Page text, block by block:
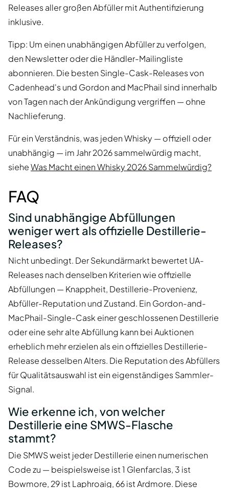
Releases aller großen Abfüller mit Authentifizierung
inklusive.
Tipp: Um einen unabhängigen Abfüller zu verfolgen,
den Newsletter oder die Händler-Mailingliste
abonnieren. Die besten Single-Cask-Releases von
Cadenhead's und Gordon and MacPhail sind innerhalb
von Tagen nach der Ankündigung vergriffen — ohne
Nachlieferung.
Für ein Verständnis, was jeden Whisky — offiziell oder
unabhängig — im Jahr 2026 sammelwürdig macht,
sieheWas Macht einen Whisky 2026 Sammelwürdig?
FAQ
Sind unabhängige Abfüllungen
weniger wert als offizielle Destillerie-
Releases?
Nicht unbedingt. Der Sekundärmarkt bewertet UA-
Releases nach denselben Kriterien wie offizielle
Abfüllungen — Knappheit, Destillerie-Provenienz,
Abfüller-Reputation und Zustand. Ein Gordon-and-
MacPhail-Single-Cask einer geschlossenen Destillerie
oder eine sehr alte Abfüllung kann bei Auktionen
erheblich mehr erzielen als ein offizielles Destillerie-
Release desselben Alters. Die Reputation des Abfüllers
für Qualitätsauswahl ist ein eigenständiges Sammler-
Signal.
Wie erkenne ich, von welcher
Destillerie eine SMWS-Flasche
stammt?
Die SMWS weist jeder Destillerie einen numerischen
Code zu — beispielsweise ist 1 Glenfarclas, 3 ist
Bowmore, 29 ist Laphroaig, 66 ist Ardmore. Diese